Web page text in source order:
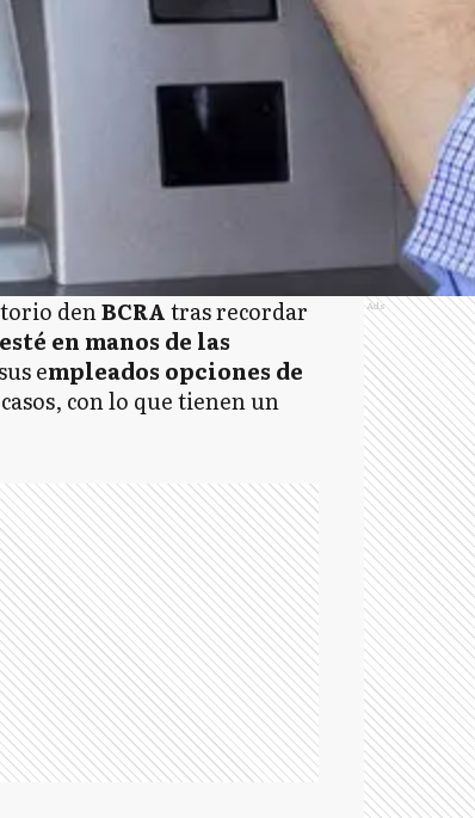
denBCRAtras recordar
en manos de las
empleados opciones de
con lo que tienen un
Ads